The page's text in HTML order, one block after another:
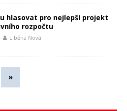
hlasovat pro nejlepší projekt
rozpočtu
Liběna Nová
»